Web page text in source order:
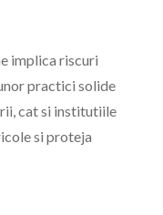
implica riscuri
practici solide
cat si institutiile
si proteja